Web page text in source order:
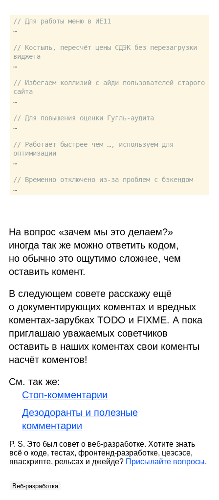
// Для работы меню в ИЕ11
…
// Костыль, пересчёт цены СДЭК без перезагрузки
виджета
…
// Избегаем коллизий с айди пользователей старого
сайта
…
// Для повышения оценки Гугль-аудита
…
// Работает быстрее чем …, используем для
оптимизации
…
// Временно отключено из-за проблем с бэкендом
На вопрос «зачем мы это делаем?»
иногда так же можно ответить кодом,
но обычно это ощутимо сложнее, чем
оставить комент.
В следующем совете расскажу ещё
о документирующих коментах и вредных
коментах‑зарубкахTODO и FIXME. А пока
приглашаю уважаемых советчиков
оставить в наших коментах свои коменты
насчёт коментов!
См. так же:
Стоп‑комментарии
Дезодоранты и полезные
комментарии
P. S. Это был совет о веб‑разработке. Хотите знать
всё о коде, тестах, фронтенд‑разработке, цеэсэсе,
яваскрипте, рельсах и джейде? Присылайте вопросы.
Веб‑разработка